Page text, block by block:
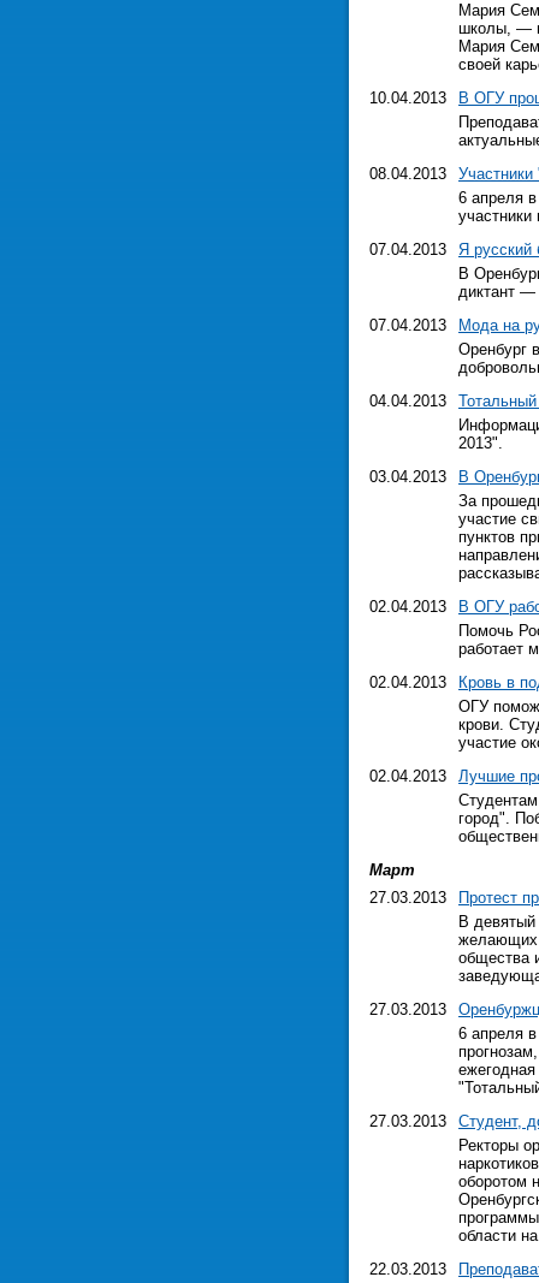
Мария
школы, —
Мария
своей
10.04.2013
В ОГУ
08.04.2013
6 апреля
07.04.2013
Я
В
диктант —
07.04.2013
Мода на
Оренбург
04.04.2013
2013".
03.04.2013
В
За
участие
пунктов
02.04.2013
В ОГУ
Помочь
работает
02.04.2013
Кровь в
ОГУ
крови.
участие
02.04.2013
Лучшие
город".
Март
27.03.2013
Протест
В девятый
желающих.
общества
27.03.2013
6 апреля
27.03.2013
Студент,
Ректоры
оборотом
области
22.03.2013